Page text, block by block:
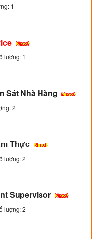
1
lượng: 1
Sát Nhà Hàng
2
Thực
lượng: 2
Supervisor
lượng: 2